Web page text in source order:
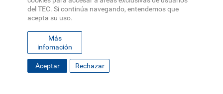
FOOTERMAPA DEL SITIO DIRECTORIO
del TEC. Si continúa navegando, entendemos que
acepta su uso.
Más
infomación
Aceptar Rechazar